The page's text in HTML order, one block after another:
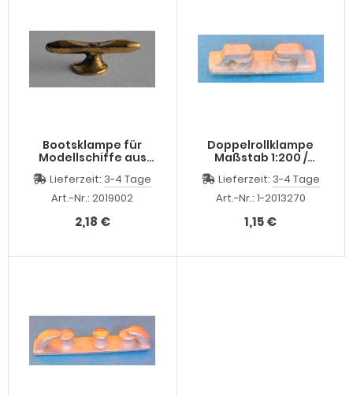
Bootsklampe für
Modellschiffe aus
Bronce Guss, 16 mm
lang
Lieferzeit:3-4 Tage
Art.-Nr.: 2019002
2,18 €
Doppelrollklampe
Maßstab 1:200 /
Gewicht ca. gr. : 1 /
Höhe ca. mm : 3 /
Länge ca. mm :13 /
unbehandelt,
unlackiert und nicht
Lieferzeit: 3-4 Tage
Art.-Nr.: 1-2013270
1,15 €